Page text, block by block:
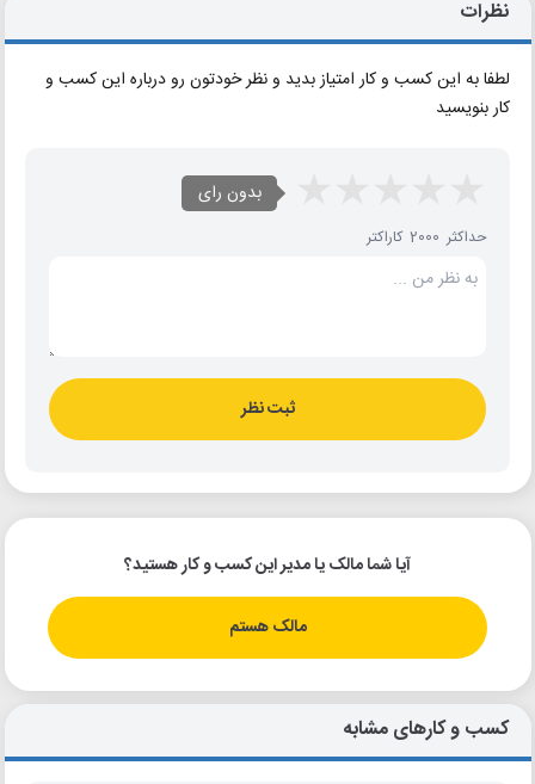
نظرات
لطفا به این کسب و کار امتیاز بدید و نظر خودتون رو درباره این کسب و
کار بنویسید
بدون رای
حداکثر 2000 کاراکتر
ثبت نظر
آیا شما مالک یا مدیر این کسب و کار هستید؟
مالک هستم
کسب و کارهای مشابه